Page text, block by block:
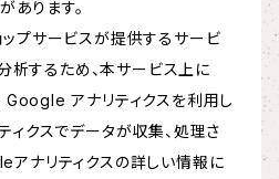
あります。
ップサービスが提供するサービ
析するため、本サービス上に
アナリティクスを利用し
ィクスでデータが収集、処理さ
ナリティクスの詳しい情報に